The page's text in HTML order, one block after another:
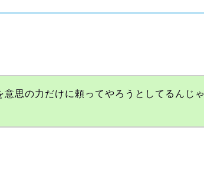
意思の力だけに頼ってやろうとしてるんじゃ